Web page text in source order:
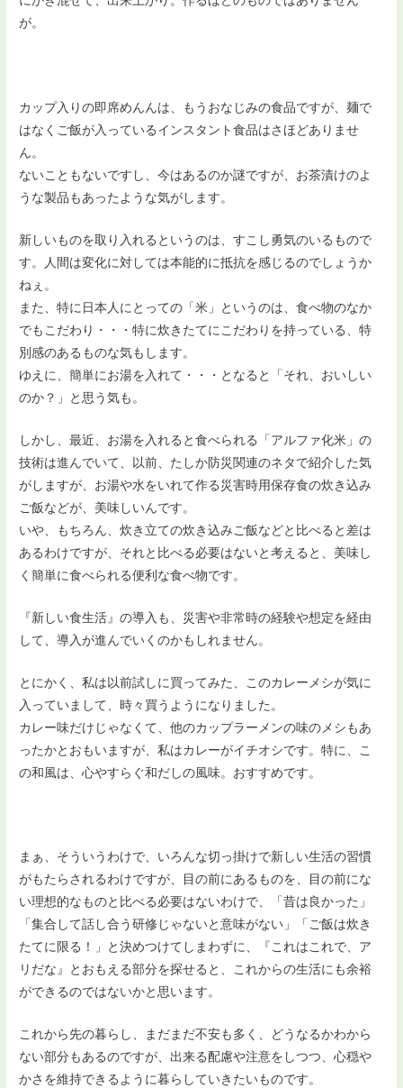
が。
カップ入りの即席めんんは、もうおなじみの食品ですが、麺で
はなくご飯が入っているインスタント食品はさほどありませ
ん。
ないこともないですし、今はあるのか謎ですが、お茶漬けのよ
うな製品もあったような気がします。
新しいものを取り入れるというのは、すこし勇気のいるもので
す。人間は変化に対しては本能的に抵抗を感じるのでしょうか
ねぇ。
また、特に日本人にとっての「米」というのは、食べ物のなか
でもこだわり・・・特に炊きたてにこだわりを持っている、特
別感のあるものな気もします。
ゆえに、簡単にお湯を入れて・・・となると「それ、おいしい
のか？」と思う気も。
しかし、最近、お湯を入れると食べられる「アルファ化米」の
技術は進んでいて、以前、たしか防災関連のネタで紹介した気
がしますが、お湯や水をいれて作る災害時用保存食の炊き込み
ご飯などが、美味しいんです。
いや、もちろん、炊き立ての炊き込みご飯などと比べると差は
あるわけですが、それと比べる必要はないと考えると、美味し
く簡単に食べられる便利な食べ物です。
『新しい食生活』の導入も、災害や非常時の経験や想定を経由
して、導入が進んでいくのかもしれません。
とにかく、私は以前試しに買ってみた、このカレーメシが気に
入っていまして、時々買うようになりました。
カレー味だけじゃなくて、他のカップラーメンの味のメシもあ
ったかとおもいますが、私はカレーがイチオシです。特に、こ
の和風は、心やすらぐ和だしの風味。おすすめです。
まぁ、そういうわけで、いろんな切っ掛けで新しい生活の習慣
がもたらされるわけですが、目の前にあるものを、目の前にな
い理想的なものと比べる必要はないわけで、「昔は良かった」
「集合して話し合う研修じゃないと意味がない」「ご飯は炊き
たてに限る！」と決めつけてしまわずに、『これはこれで、ア
リだな』とおもえる部分を探せると、これからの生活にも余裕
ができるのではないかと思います。
これから先の暮らし、まだまだ不安も多く、どうなるかわから
ない部分もあるのですが、出来る配慮や注意をしつつ、心穏や
かさを維持できるように暮らしていきたいものです。